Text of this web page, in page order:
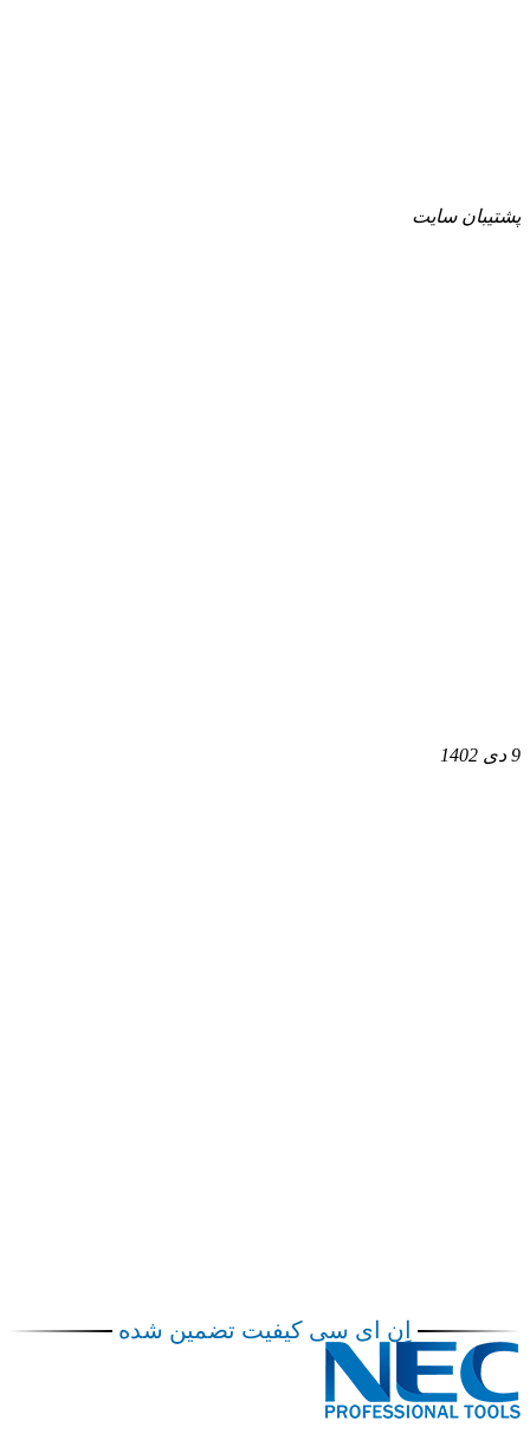
پشتیبان سایت
9 دی 1402
اِن ای سی کیفیت تضمین شده